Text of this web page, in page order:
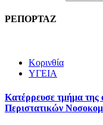
ΡΕΠΟΡΤΑΖ
Κορινθία
ΥΓΕΙΑ
Kατέρρευσε τμήμα
Περιστατικών